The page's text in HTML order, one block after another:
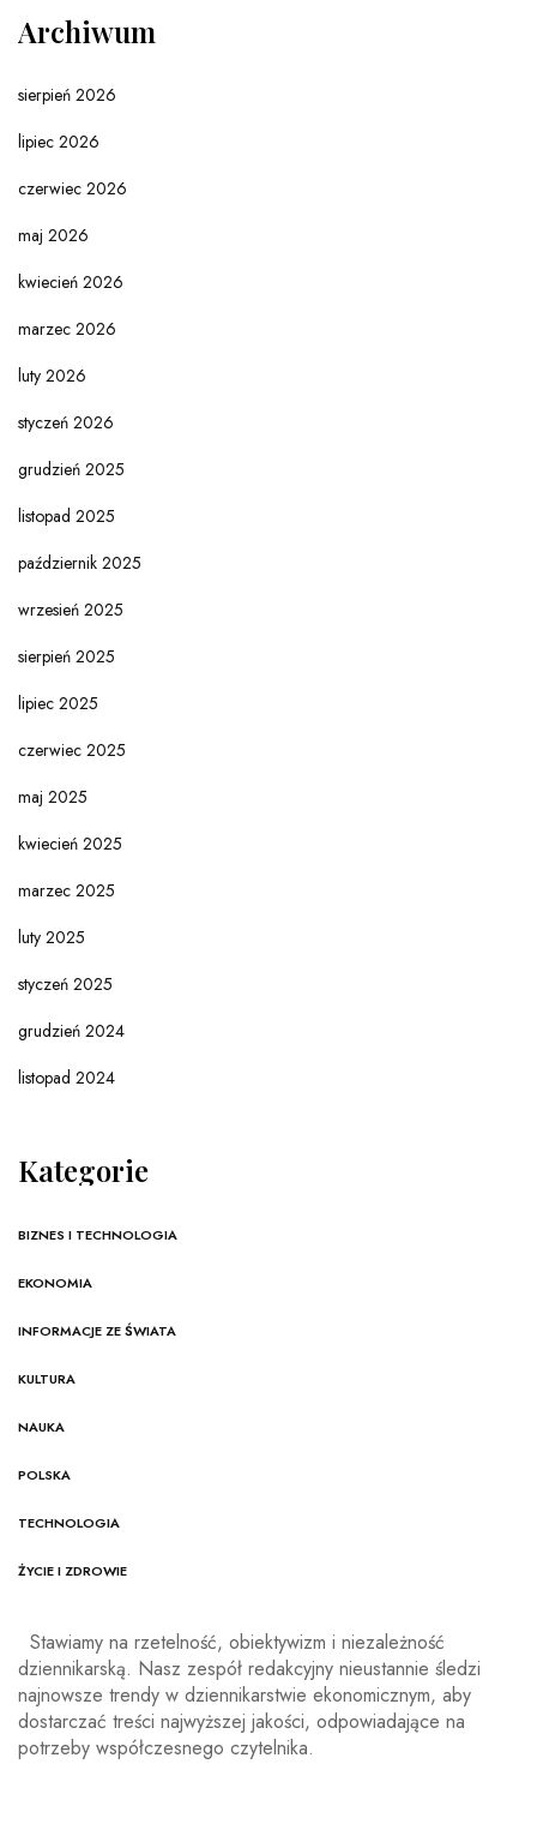
Archiwum
sierpień 2026
lipiec 2026
czerwiec 2026
maj 2026
kwiecień 2026
marzec 2026
luty 2026
styczeń 2026
grudzień 2025
listopad 2025
październik 2025
wrzesień 2025
sierpień 2025
lipiec 2025
czerwiec 2025
maj 2025
kwiecień 2025
marzec 2025
luty 2025
styczeń 2025
grudzień 2024
listopad 2024
Kategorie
BIZNES I TECHNOLOGIA
EKONOMIA
INFORMACJE ZE ŚWIATA
KULTURA
NAUKA
POLSKA
TECHNOLOGIA
ŻYCIE I ZDROWIE
Stawiamy na rzetelność, obiektywizm i niezależność
dziennikarską. Nasz zespół redakcyjny nieustannie śledzi
najnowsze trendy w dziennikarstwie ekonomicznym, aby
dostarczać treści najwyższej jakości, odpowiadające na
potrzeby współczesnego czytelnika.